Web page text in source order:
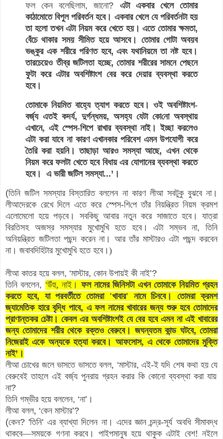
ফল কেন বলেছিলাম,জানো? এটা একবার খেলে তোমার
কাঠামোতে বিপুল পরিবর্তন হবে। একবার খেলে যে পরিবর্তনটা হয়
তা হলো তখন এটা নিয়ম করে খেতে হয়।এতে তোমার ক্ষমতা,
বেঁচে থাকার সময় সীমিত হয়ে আসবে। তোমার গোটা অবয়ব
ভঙ্কুর এক শরীরে পরিণত হবে, এবংযথানিয়মে তা নষ্ট হবে।
তারচেয়েও তীব্র জটিলতা হচ্ছে,তোমার শরীরের সামনে পেছনে
ফুটা করে এটার অবশিষ্টাংশ বের করে দেয়ার ব্যবস্থা করতে
হবে।
তোমাকে নিয়মিত বাহ্যে ত্যাগ করতে হবে। ওই অবশিষ্টাংশ-
বর্জ্য এতই কদর্য, দুর্গন্ধময়, অসহ্য যেটা কোনোঅবস্থায়
এখানে, এই স্পেস-শিপে রাখার ব্যবস্থা নাই। ইচ্ছা করলেও
এটা করা যাবে না কারণ এখানকার পরিবেশ এমন উপযোগী করে
তৈরি করা হয়নি।তাছাড়া আরও সমস্যা আছে, এখন থেকে
নিয়ম করে ফলটা খেতে হবে বিধায় এর যোগানের ব্যবস্থা করতে
হবে। এ ভারী জটিল সমস্যা...’ ।
(তিনি জটিল সমস্যার বিস্তারিত বললেন না কারণ লীআ সবটুকু বুঝবে না।
লীআদেরকে রেখে দিলে এতে করে স্পেস-শিপে তাঁর নিয়ন্ত্রিতনিয়মক্রমশ
এলোমেলো হয়ে পড়বে । সবকিছু আবার নতুন করে সাজাতে হবে।যাত্রা
বিরতিসহ অজস্র সমস্যার মুখোমুখি হতে হবে।এটা সম্ভব না,তিনি
অনিয়ন্ত্রিত জটিলতা পছন্দ করেন না। আর তাঁর মাস্টারও এটা পছন্দ করবেন
না। জবাবদিহিটার মুখোমুখি হতে হবে।)
লীআ কাতর হয়ে বলল, ‘মাস্টার, কোন উপায়ই কী নাই’?
তিনি বললেন, ‘উঁহু, নাই । ফল নামের জিনিসটা এখন তোমাকে নিয়মিত গ্রহন
করতে হবে, যা পরবর্তীতে তোমরা 'খাবার' নামে চিনবে।তোমরা ক্রমশ
জ্যামেতিক হারে বৃদ্ধি পাবে, এ ফল নামের খাবারের জন্য শুরু হবে তোমাদের
প্রাণান্তকর চেষ্টা। কেবল এর অবশিষ্টাংশই যে বের হবে এমন না এই খাবারের
জন্য তোমাদের শরীর থেকে রক্তও বেরুবে। জঘন্যতম কান্ড ঘটবে,তোমরা
নিজেরাই একে অন্যকে হত্যা করবে। আফসোস,এ থেকে তোমাদের মুক্তি
নাই’ ।
লীআ চোখের জলে ভাসতে ভাসতে বলল, ‘মাস্টার, এই-ই যদি শেষ কথা হয়যে
বেরুবেই তাহলে এই বর্জ্য পুনরায় গ্রহন করার কি কোনো ব্যবস্থা করা যায়
না?
তিনি গম্ভীর হয়ে বললেন, ‘না’ ।
লীআ বলল, ‘কেন মাস্টার’?
(কেন? 'তিনি' এর ব্যাখ্যা দিলেন না। এদের জ্ঞান চন্দ্র-সূর্য অবধি সীমাবদ্ধ
থাকবে—সময়কে গণনা করবে। পাইপমানুষ হয়ে থাকুক এটাই বেশ! নইলে